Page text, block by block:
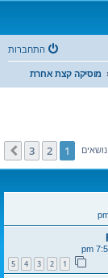
התחברות
מוסיקה קצת אחרת
1
2
3 הבא
2
3
4
5